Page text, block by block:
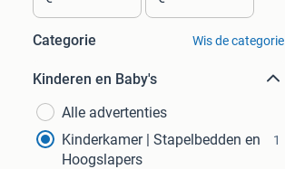
Categorie Wis de categorie
Kinderen en Baby's
Alle advertenties
Kinderkamer | Stapelbedden en
Hoogslapers
1